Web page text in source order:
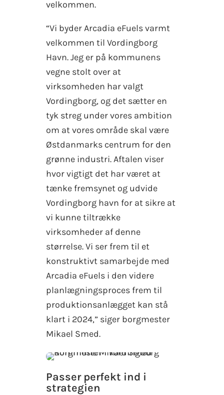
velkommen.
“Vi byder Arcadia eFuels varmt
velkommen til Vordingborg
Havn. Jeg er på kommunens
vegne stolt over at
virksomheden har valgt
Vordingborg, og det sætter en
tyk streg under vores ambition
om at vores område skal være
Østdanmarks centrum for den
grønne industri. Aftalen viser
hvor vigtigt det har været at
tænke fremsynet og udvide
Vordingborg havn for at sikre at
vi kunne tiltrække
virksomheder af denne
størrelse. Vi ser frem til et
konstruktivt samarbejde med
Arcadia eFuels i den videre
planlægningsproces frem til
produktionsanlægget kan stå
klart i 2024,” siger borgmester
Mikael Smed.
Passer perfekt ind i
strategien